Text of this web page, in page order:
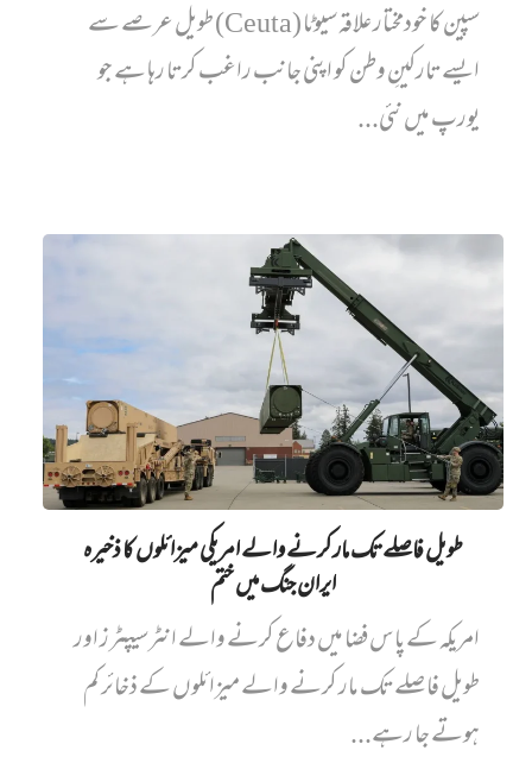
سپین کا خودمختار علاقہ سیوٹا (Ceuta) طویل عرصے سے
ایسے تارکینِ وطن کو اپنی جانب راغب کرتا رہا ہے جو
یورپ میں نئی...
طویل فاصلے تک مار کرنے والے امریکی میزائلوں کا ذخیرہ
ایران جنگ میں‌ ختم
امریکہ کے پاس فضا میں دفاع کرنے والے انٹرسیپٹرز اور
طویل فاصلے تک مار کرنے والے میزائلوں کے ذخائر کم
ہوتے جا رہے...